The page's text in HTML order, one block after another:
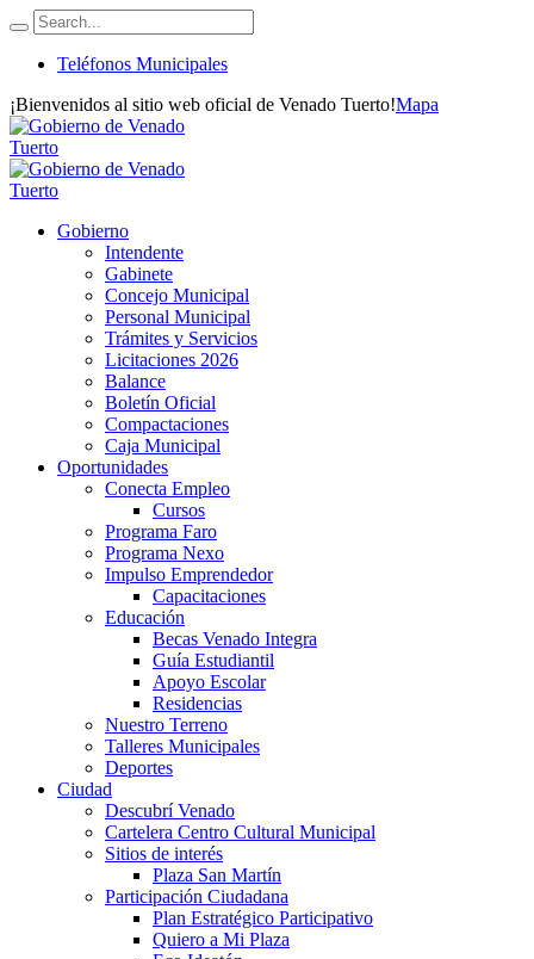
Teléfonos Municipales
¡Bienvenidos al sitio web oficial de Venado Tuerto!Mapa
Gobierno
Intendente
Gabinete
Concejo Municipal
Personal Municipal
Trámites y Servicios
Licitaciones 2026
Balance
Boletín Oficial
Compactaciones
Caja Municipal
Oportunidades
Conecta Empleo
Cursos
Programa Faro
Programa Nexo
Impulso Emprendedor
Capacitaciones
Educación
Becas Venado Integra
Guía Estudiantil
Apoyo Escolar
Residencias
Nuestro Terreno
Talleres Municipales
Deportes
Ciudad
Descubrí Venado
Cartelera Centro Cultural Municipal
Sitios de interés
Plaza San Martín
Participación Ciudadana
Plan Estratégico Participativo
Quiero a Mi Plaza